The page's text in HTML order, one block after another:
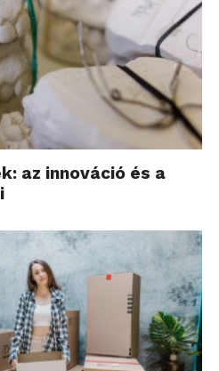
az innováció és a